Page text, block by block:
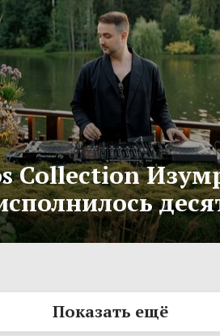
Collection
Показать ещё